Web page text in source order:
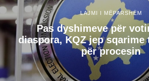
LAJMI I MËPARSHËM
Pas dyshimeve për
diaspora, KQZ jep sqarime
për procesin